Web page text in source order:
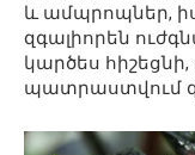
և ամպրոպներ,
զգալիորեն
կարծես հիշեցնի,
պատրաստվում